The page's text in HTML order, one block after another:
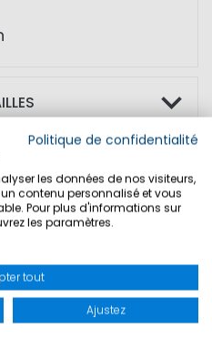
PRODUIT
Politique de confidentialité
les données de nos visiteurs,
contenu personnalisé et vous
Pour plus d'informations sur
les paramètres.
tout
Ajustez